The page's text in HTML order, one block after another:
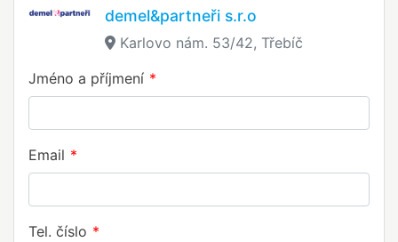
demel&partneři s.r.o
Karlovo nám. 53/42, Třebíč
Jméno a příjmení
Email
Tel. číslo